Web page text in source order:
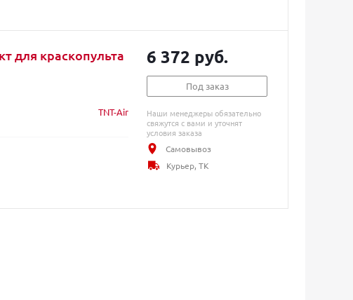
для краскопульта
TNT-Air
6 372 руб.
Под заказ
Наши менеджеры обязательно
свяжутся с вами и уточнят
условия заказа
Самовывоз
Курьер, ТК